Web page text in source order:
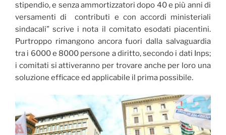
stipendio, e senza ammortizzatori dopo 40 e più anni di
versamenti di contributi e con accordi ministeriali
sindacali” scrive i nota il comitato esodati piacentini.
Purtroppo rimangono ancora fuori dalla salvaguardia
tra i 6000 e 8000 persone a diritto, secondo i dati Inps;
i comitati si attiveranno per trovare anche per loro una
soluzione efficace ed applicabile il prima possibile.